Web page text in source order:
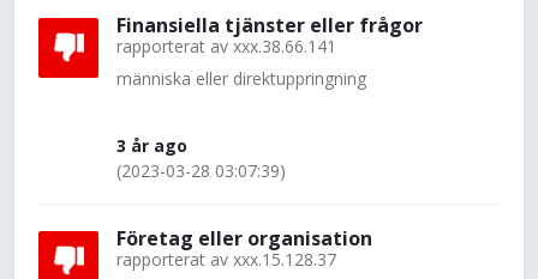
Finansiella tjänster eller frågor
rapporterat av xxx.38.66.141
människa eller direktuppringning
3 år ago
(2023-03-28 03:07:39)
Företag eller organisation
rapporterat av xxx.15.128.37